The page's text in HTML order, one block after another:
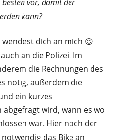
besten vor, damit der
kann?
wendest dich an mich 😉
an die Polizei. Im
die Rechnungen des
nötig, außerdem die
ein kurzes
wird, wann es wo
war. Hier noch der
das Bike an